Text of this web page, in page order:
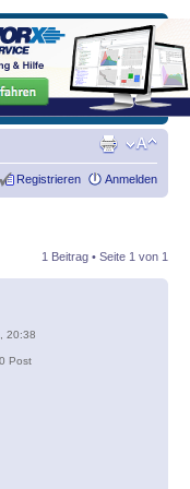
Registrieren Anmelden
1 Beitrag • Seite 1 von 1
20:38
Post